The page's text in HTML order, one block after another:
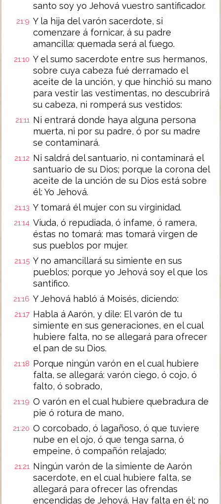
santo soy yo Jehová vuestro santificador.
21:9 Y la hija del varón sacerdote, si
comenzare á fornicar, á su padre
amancilla: quemada será al fuego.
21:10 Y el sumo sacerdote entre sus hermanos,
sobre cuya cabeza fué derramado el
aceite de la unción, y que hinchió su mano
para vestir las vestimentas, no descubrirá
su cabeza, ni romperá sus vestidos:
21:11 Ni entrará donde haya alguna persona
muerta, ni por su padre, ó por su madre
se contaminará.
21:12 Ni saldrá del santuario, ni contaminará el
santuario de su Dios; porque la corona del
aceite de la unción de su Dios está sobre
él: Yo Jehová.
21:13 Y tomará él mujer con su virginidad.
21:14 Viuda, ó repudiada, ó infame, ó ramera,
éstas no tomará: mas tomará virgen de
sus pueblos por mujer.
21:15 Y no amancillará su simiente en sus
pueblos; porque yo Jehová soy el que los
santifico.
21:16 Y Jehová habló á Moisés, diciendo:
21:17 Habla á Aarón, y dile: El varón de tu
simiente en sus generaciones, en el cual
hubiere falta, no se allegará para ofrecer
el pan de su Dios.
21:18 Porque ningún varón en el cual hubiere
falta, se allegará: varón ciego, ó cojo, ó
falto, ó sobrado,
21:19 O varón en el cual hubiere quebradura de
pie ó rotura de mano,
21:20 O corcobado, ó lagañoso, ó que tuviere
nube en el ojo, ó que tenga sarna, ó
empeine, ó compañón relajado;
21:21 Ningún varón de la simiente de Aarón
sacerdote, en el cual hubiere falta, se
allegará para ofrecer las ofrendas
encendidas de Jehová. Hay falta en él; no